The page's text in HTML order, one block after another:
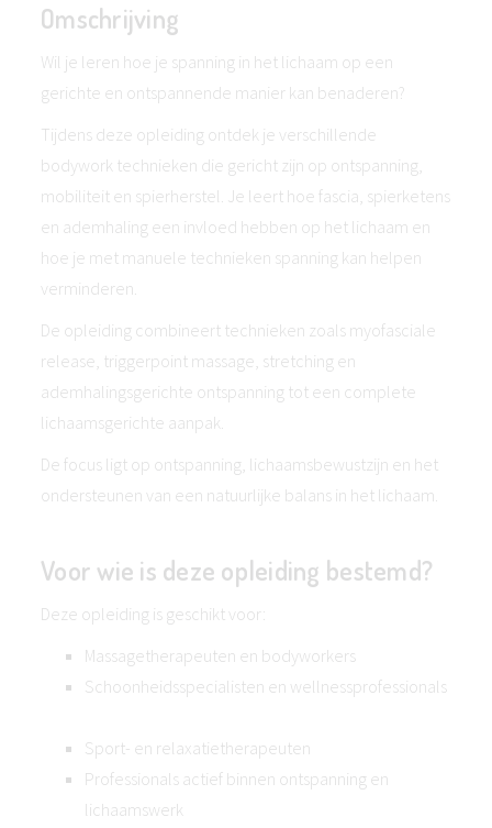
Omschrijving
Wil je leren hoe je spanning in het lichaam op een
gerichte en ontspannende manier kan benaderen?
Tijdens deze opleiding ontdek je verschillende
bodywork technieken die gericht zijn op ontspanning,
mobiliteit en spierherstel. Je leert hoe fascia, spierketens
en ademhaling een invloed hebben op het lichaam en
hoe je met manuele technieken spanning kan helpen
verminderen.
De opleiding combineert technieken zoals myofasciale
release, triggerpoint massage, stretching en
ademhalingsgerichte ontspanning tot een complete
lichaamsgerichte aanpak.
De focus ligt op ontspanning, lichaamsbewustzijn en het
ondersteunen van een natuurlijke balans in het lichaam.
Voor wie is deze opleiding bestemd?
Deze opleiding is geschikt voor:
Massagetherapeuten en bodyworkers
Schoonheidsspecialisten en wellnessprofessionals
Sport- en relaxatietherapeuten
Professionals actief binnen ontspanning en
lichaamswerk